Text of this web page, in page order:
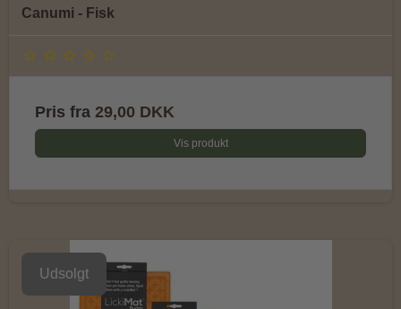
Canumi - Fisk
Pris fra 29,00 DKK
Vis produkt
Udsolgt